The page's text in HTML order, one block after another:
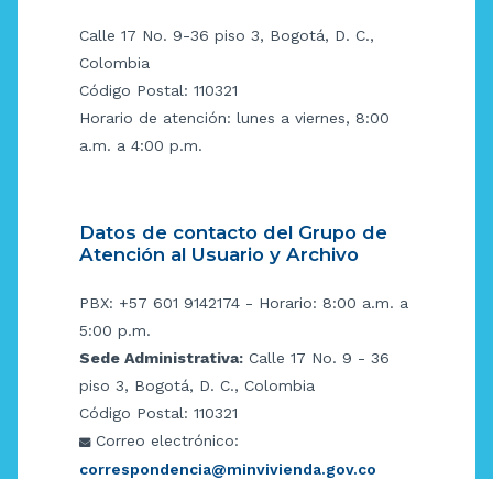
Calle 17 No. 9-36 piso 3, Bogotá, D. C.,
Colombia
Código Postal: 110321
Horario de atención: lunes a viernes, 8:00
a.m. a 4:00 p.m.
Datos de contacto del Grupo de
Atención al Usuario y Archivo
PBX: +57 601 9142174 - Horario: 8:00 a.m. a
5:00 p.m.
Sede Administrativa: Calle 17 No. 9 - 36
piso 3, Bogotá, D. C., Colombia
Código Postal: 110321
Correo electrónico:
correspondencia@minvivienda.gov.co